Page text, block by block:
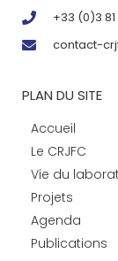
+33 (0)3
contact-
PLAN DU SITE
Accueil
Le CRJFC
Vie du
Projets
Agenda
Publications